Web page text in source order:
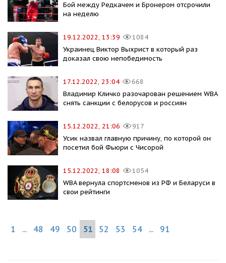
Бой между Редкачем и Бронером отсрочили
на неделю
19.12.2022, 13:39
1084
Украинец Виктор Выхрист в который раз
доказал свою непобедимость
17.12.2022, 23:04
668
Владимир Кличко разочарован решением WBA
снять санкции с белорусов и россиян
15.12.2022, 21:06
917
Усик назвал главную причину, по которой он
посетил бой Фьюри с Чисорой
15.12.2022, 18:08
1054
WBA вернула спортсменов из РФ и Беларуси в
свои рейтинги
1 ... 48 49 50 51 52 53 54 ... 91